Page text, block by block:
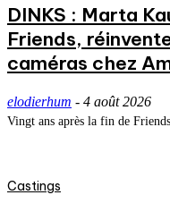
DINKS : Marta
Friends,
caméras chez
elodierhum - 4 août 2026
Vingt ans après la fin de
Castings